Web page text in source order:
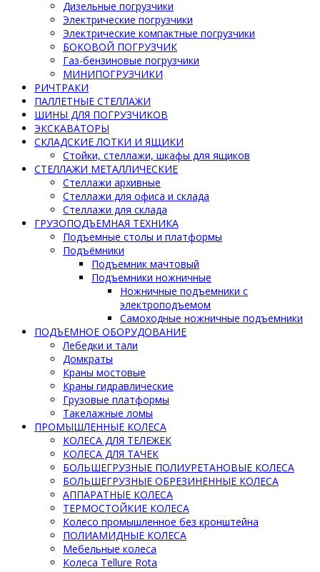
Дизельные погрузчики
Электрические погрузчики
Электрические компактные погрузчики
БОКОВОЙ ПОГРУЗЧИК
Газ-бензиновые погрузчики
МИНИПОГРУЗЧИКИ
РИЧТРАКИ
ПАЛЛЕТНЫЕ СТЕЛЛАЖИ
ШИНЫ ДЛЯ ПОГРУЗЧИКОВ
ЭКСКАВАТОРЫ
СКЛАДСКИЕ ЛОТКИ И ЯЩИКИ
Стойки, стеллажи, шкафы для ящиков
СТЕЛЛАЖИ МЕТАЛЛИЧЕСКИЕ
Стеллажи архивные
Стеллажи для офиса и склада
Стеллажи для склада
ГРУЗОПОДЪЕМНАЯ ТЕХНИКА
Подъемные столы и платформы
Подъёмники
Подъемник мачтовый
Подъемники ножничные
Ножничные подъемники с
электроподъемом
Самоходные ножничные подъемники
ПОДЪЕМНОЕ ОБОРУДОВАНИЕ
Лебедки и тали
Домкраты
Краны мостовые
Краны гидравлические
Грузовые платформы
Такелажные ломы
ПРОМЫШЛЕННЫЕ КОЛЕСА
КОЛЕСА ДЛЯ ТЕЛЕЖЕК
КОЛЕСА ДЛЯ ТАЧЕК
БОЛЬШЕГРУЗНЫЕ ПОЛИУРЕТАНОВЫЕ КОЛЕСА
БОЛЬШЕГРУЗНЫЕ ОБРЕЗИНЕННЫЕ КОЛЕСА
АППАРАТНЫЕ КОЛЕСА
ТЕРМОСТОЙКИЕ КОЛЕСА
Колесо промышленное без кронштейна
ПОЛИАМИДНЫЕ КОЛЕСА
Мебельные колеса
Колеса Tellure Rota